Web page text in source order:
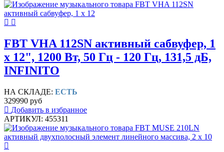
FBT VHA 112SN активный сабвуфер, 1
х 12", 1200 Вт, 50 Гц - 120 Гц, 131,5 дБ,
INFINITO
НА СКЛАДЕ: ЕСТЬ
329990 руб
Добавить в избранное
АРТИКУЛ: 455311